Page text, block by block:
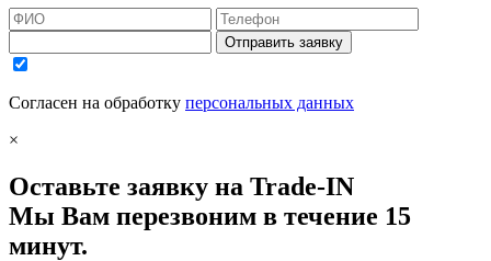
Отправить заявку
Согласен на обработку персональных данных
×
Оставьте заявку на Trade-IN
Мы Вам перезвоним в течение 15
минут.